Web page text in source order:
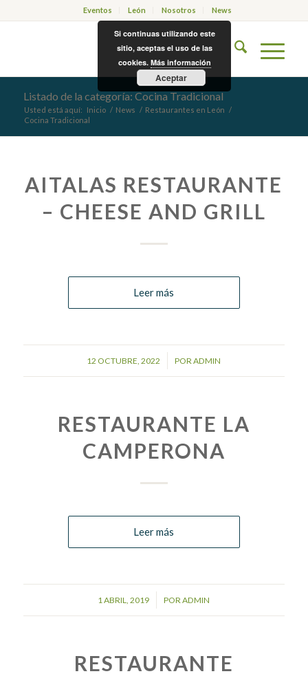
Eventos León Nosotros News
Listado de la categoría: Cocina Tradicional
Usted está aquí: Inicio / News / Restaurantes en León /
Cocina Tradicional
AITALAS RESTAURANTE
– CHEESE AND GRILL
Leer más
12 OCTUBRE, 2022
/ PORADMIN
RESTAURANTE LA
CAMPERONA
Leer más
1 ABRIL, 2019
/ PORADMIN
RESTAURANTE
Si continuas utilizando este
sitio, aceptas el uso de las
cookies. Más información
Aceptar